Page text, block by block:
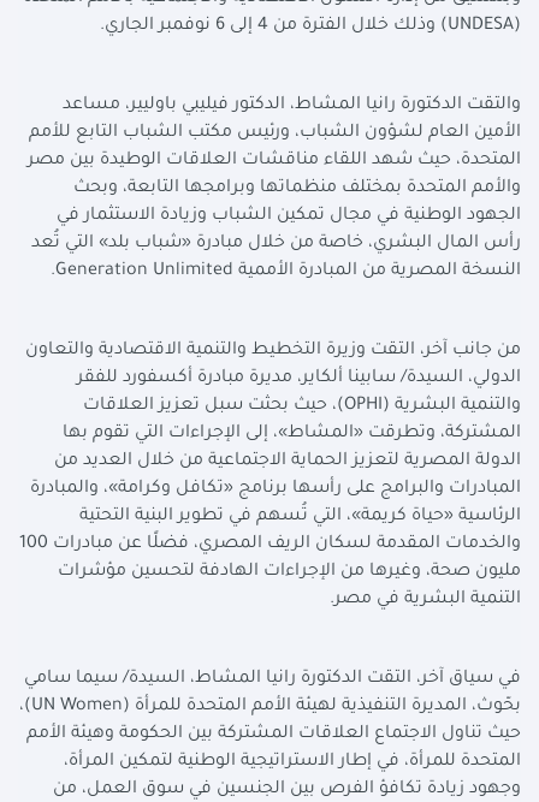
(
UNDESA) وذلك خلال الفترة من 4 إلى 6 نوفمبر الجاري.
والتقت الدكتورة رانيا المشاط، الدكتور فيليبي باوليير، مساعد
الأمين العام لشؤون الشباب، ورئيس مكتب الشباب التابع للأمم
المتحدة، حيث شهد اللقاء مناقشات العلاقات الوطيدة بين مصر
والأمم المتحدة بمختلف منظماتها وبرامجها التابعة، وبحث
الجهود الوطنية في مجال تمكين الشباب وزيادة الاستثمار في
رأس المال البشري، خاصة من خلال مبادرة «شباب بلد» التي تُعد
النسخة المصرية من المبادرة الأممية Generation Unlimited
.
من جانب آخر، التقت وزيرة التخطيط والتنمية الاقتصادية والتعاون
الدولي، السيدة/ سابينا ألكاير، مديرة مبادرة أكسفورد للفقر
والتنمية البشرية (OPHI)، حيث بحثت سبل تعزيز العلاقات
المشتركة، وتطرقت «المشاط»، إلى الإجراءات التي تقوم بها
الدولة المصرية لتعزيز الحماية الاجتماعية من خلال العديد من
المبادرات والبرامج على رأسها برنامج «تكافل وكرامة»، والمبادرة
الرئاسية «حياة كريمة»، التي تُسهم في تطوير البنية التحتية
والخدمات المقدمة لسكان الريف المصري، فضلًا عن مبادرات 100
مليون صحة، وغيرها من الإجراءات الهادفة لتحسين مؤشرات
التنمية البشرية في مصر.
في سياق آخر، التقت الدكتورة رانيا المشاط، السيدة/ سيما سامي
بحّوث، المديرة التنفيذية لهيئة الأمم المتحدة للمرأة (UN Women)،
حيث تناول الاجتماع العلاقات المشتركة بين الحكومة وهيئة الأمم
المتحدة للمرأة، في إطار الاستراتيجية الوطنية لتمكين المرأة،
وجهود زيادة تكافؤ الفرص بين الجنسين في سوق العمل، من